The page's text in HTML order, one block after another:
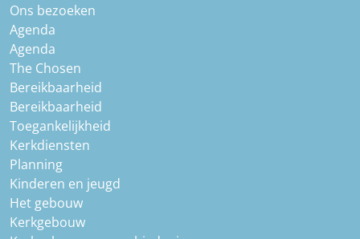
Ons bezoeken
Agenda
Agenda
The Chosen
Bereikbaarheid
Bereikbaarheid
Toegankelijkheid
Kerkdiensten
Planning
Kinderen en jeugd
Het gebouw
Kerkgebouw